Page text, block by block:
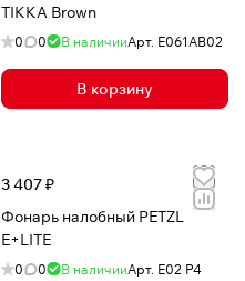
TIKKA Brown
0 0 В наличииАрт. E061AB02
В корзину
3 407 ₽
Фонарь налобный PETZL
E+LITE
0 0 В наличииАрт. E02 P4